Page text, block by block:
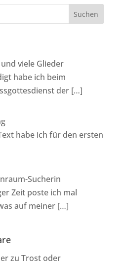
viele Glieder
habe ich beim
der […]
habe ich für den ersten
Sucherin
Zeit poste ich mal
auf meiner […]
zu Trost oder